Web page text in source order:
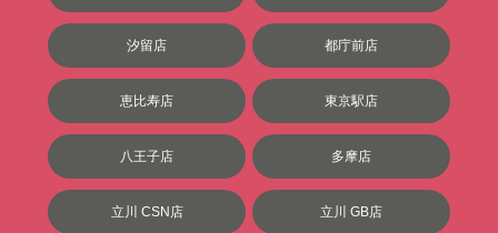
汐留店 都庁前店
恵比寿店 東京駅店
八王子店 多摩店
立川 CSN店 立川 GB店